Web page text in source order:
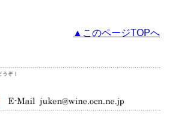
▲このページTOPへ